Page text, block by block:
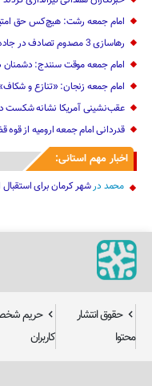
رهاسازی 3 مصدوم تصادف در جاده قدیم زنجان – تبریز
امام جمعه موقت سنندج: دشمنان در
امام جمعه زنجان: «تنازع و
عقب‌نشینی آمریکا نشانه شکست
قدردانی امام جمعه ارومیه از قوه
محمددرشهر کرمان برای استقبال
حقوق انتشار